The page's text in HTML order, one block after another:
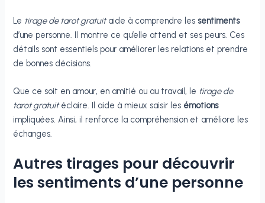
Le tirage de tarot gratuitaide à comprendre les sentiments
d’une personne. Il montre ce qu’elle attend et ses peurs. Ces
détails sont essentiels pour améliorer les relations et prendre
de bonnes décisions.
Que ce soit en amour, en amitié ou au travail, le tirage de
tarot gratuitéclaire. Il aide à mieux saisir les émotions
impliquées. Ainsi, il renforce la compréhension et améliore les
échanges.
Autres tirages pour découvrir
les sentiments d’une personne